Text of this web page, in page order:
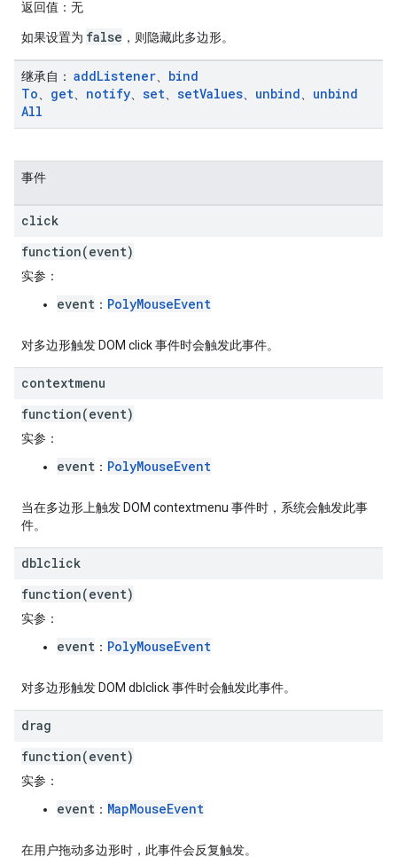
返回值 ：无
如果设置为 false ，则隐藏此多边形。
继承自 ： addListener
bind
To
get notify set setValues unbind
unbind
All
事件
click
function(event)
实参 ：
event ： PolyMouseEvent
对多边形触发 DOM click 事件时会触发此事件。
contextmenu
function(event)
实参 ：
event ： PolyMouseEvent
当在多边形上触发 DOM contextmenu 事件时，系统会触发此事
件。
dblclick
function(event)
实参 ：
event ： PolyMouseEvent
对多边形触发 DOM dblclick 事件时会触发此事件。
drag
function(event)
实参 ：
event ： MapMouseEvent
在用户拖动多边形时，此事件会反复触发。